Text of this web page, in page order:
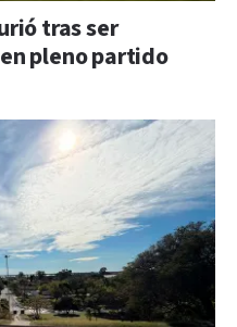
tras ser
pleno partido